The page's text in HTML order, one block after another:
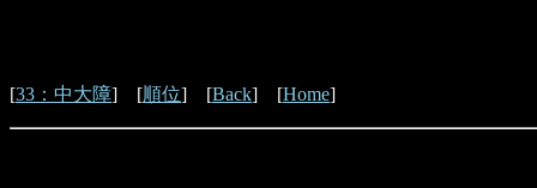
[33：中大障] [順位] [Back] [Home]